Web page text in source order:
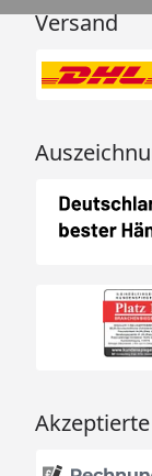
Versand